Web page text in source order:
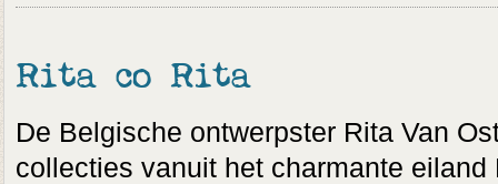
Rita co Rita
De Belgische ontwerpster Rita Van
collecties vanuit het charmante